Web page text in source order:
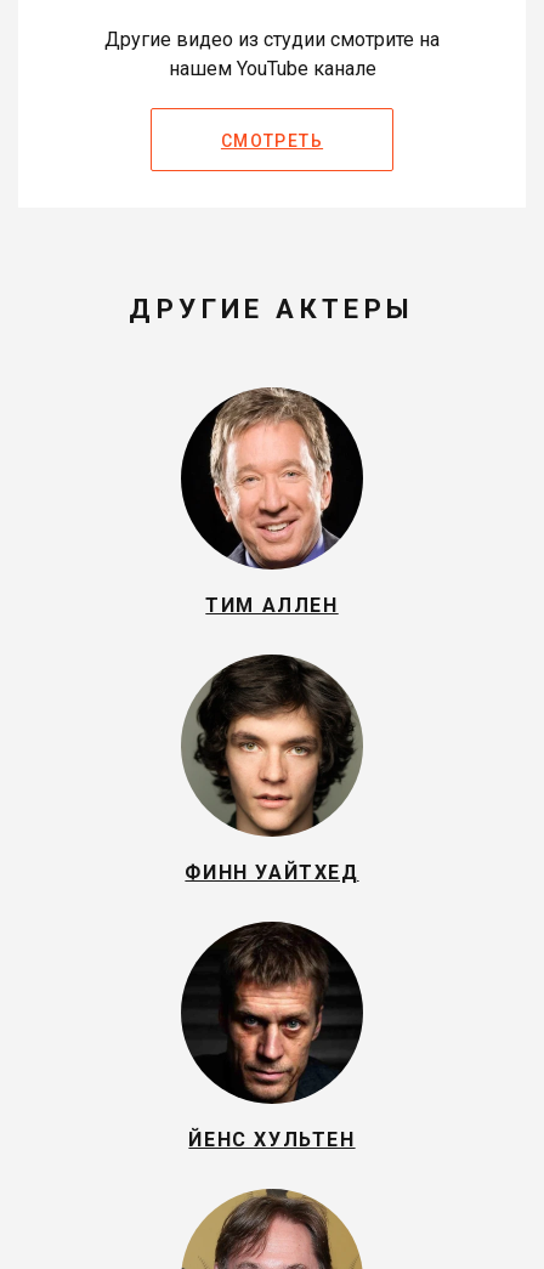
Другие видео из студии смотрите на
нашем YouTube канале
СМОТРЕТЬ
ДРУГИЕ АКТЕРЫ
ТИМ АЛЛЕН
ФИНН УАЙТХЕД
ЙЕНС ХУЛЬТЕН